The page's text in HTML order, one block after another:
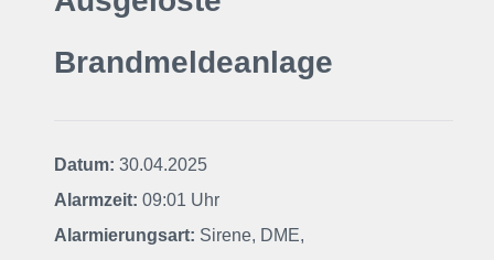
Brandmeldeanlage
Datum: 30.04.2025
Alarmzeit: 09:01 Uhr
Alarmierungsart: Sirene, DME,